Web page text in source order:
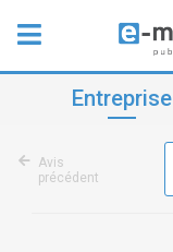
Entreprise
Avis
précédent